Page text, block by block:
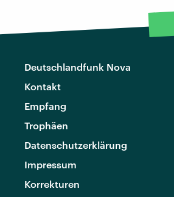
Deutschlandfunk Nova
Kontakt
Empfang
Trophäen
Datenschutzerklärung
Impressum
Korrekturen